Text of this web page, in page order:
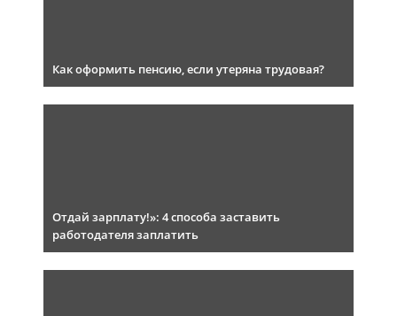
Как оформить пенсию, если утеряна трудовая?
Отдай зарплату!»: 4 способа заставить
работодателя заплатить